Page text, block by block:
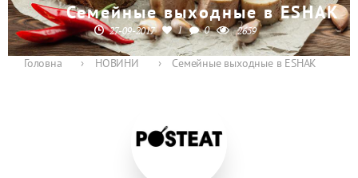
Семейные выходные в ESHAK
27-09-2017 1 0 2659
Головна › НОВИНИ › Семейные выходные в ESHAK